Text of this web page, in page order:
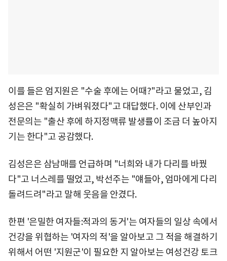
이를 들은 엄지원은 "수술 후에는 어때?"라고 물었고, 김
성은은 "확실히 가벼워졌다"고 대답했다. 이에 산부인과
전문의는 "출산 후에 하지정맥류 발생률이 조금 더 높아지
기는 한다"고 공감했다.
김성은은 삼남매를 언급하며 "너희와 내가 다리를 바꿨
다"고 너스레를 떨었고, 박선주는 "얘들아, 엄마에게 다리
돌려드려"라고 말해 웃음을 안겼다.
한편 '은밀한 여자들:적과의 동거'는 여자들의 일상 속에서
건강을 위협하는 '여자의 적'을 알아보고 그 적을 해결하기
위해서 어떤 '지원군'이 필요한 지 알아보는 여성건강 토크